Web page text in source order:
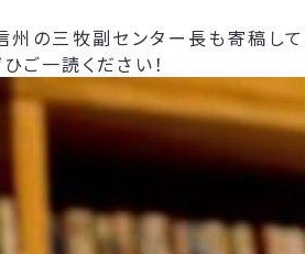
州の三牧副センター長も寄稿して
ご一読ください！